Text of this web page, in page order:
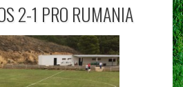
2-1 PRO RUMANIA